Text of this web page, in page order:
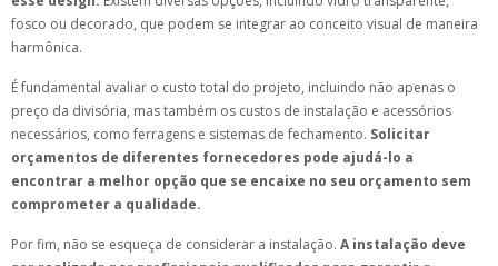
fosco ou decorado, que podem se integrar ao conceito visual de maneira
harmônica.
É fundamental avaliar o custo total do projeto, incluindo não apenas o
preço da divisória, mas também os custos de instalação e acessórios
necessários, como ferragens e sistemas de fechamento. Solicitar
orçamentos de diferentes fornecedores pode ajudá-lo a
encontrar a melhor opção que se encaixe no seu orçamento sem
comprometer a qualidade.
Por fim, não se esqueça de considerar a instalação. A instalação deve